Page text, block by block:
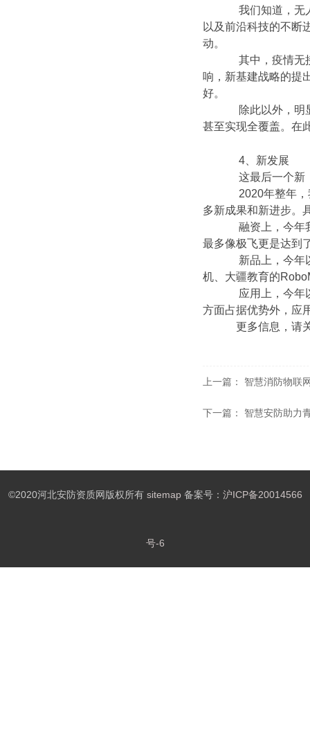
我们知道，无人
以及前沿科技的不断
动。
其中，疫情无接
响，新基建战略的提
好。
除此以外，明显
甚至实现全覆盖。在
4、新发展
这最后一个新
2020年整年，我
多新成果和新进步。
融资上，今年我
最多像极飞更是达到
新品上，今年以
机、大疆教育的
应用上，今年以
方面占据优势外，应
更多信息，请
上一篇： 智慧消防物联
下一篇： 智慧安防助力
©2020河北安防资质网版权所有 sitemap备案号： 沪ICP备20014566
号-6